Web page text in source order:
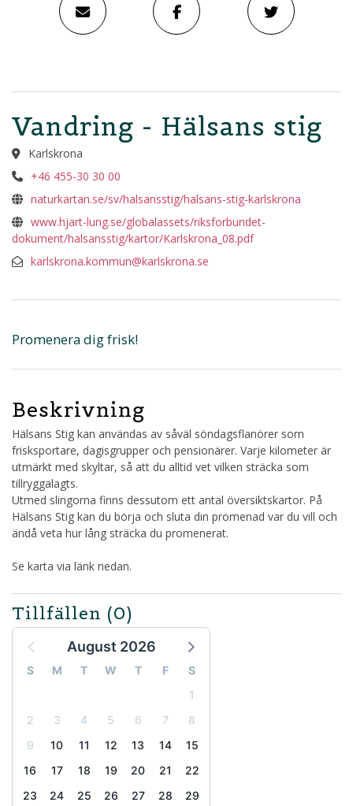
Vandring - Hälsans stig
Karlskrona
+46 455-30 30 00
naturkartan.se/sv/halsansstig/halsans-stig-karlskrona
www.hjart-lung.se/globalassets/riksforbundet-
dokument/halsansstig/kartor/Karlskrona_08.pdf
karlskrona.kommun@karlskrona.se
Promenera dig frisk!
Beskrivning
Hälsans Stig kan användas av såväl söndagsflanörer som
frisksportare, dagisgrupper och pensionärer. Varje kilometer är
utmärkt med skyltar, så att du alltid vet vilken sträcka som
tillryggalagts.
Utmed slingorna finns dessutom ett antal översiktskartor. På
Hälsans Stig kan du börja och sluta din promenad var du vill och
ändå veta hur lång sträcka du promenerat.
Se karta via länk nedan.
Tillfällen (0)
August 2026
S M T W T F
S
1
2
3 4 5 6 7
8
9
10 11 12 13 14
15
16
17 18 19 20 21
22
23
24 25 26 27 28
29